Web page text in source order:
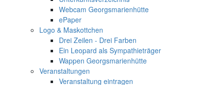
Webcam Georgsmarienhütte
ePaper
Logo & Maskottchen
Drei Zeilen - Drei Farben
Ein Leopard als Sympathieträger
Wappen Georgsmarienhütte
Veranstaltungen
Veranstaltung eintragen